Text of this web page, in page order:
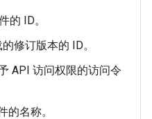
的 ID。
的修订版本的 ID。
API 访问权限的访问令
的名称。